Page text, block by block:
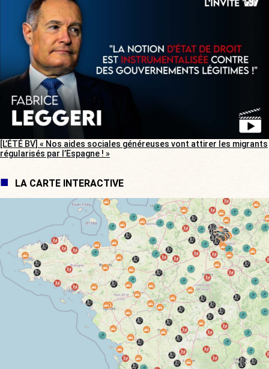
[L’ÉTÉ BV] « Nos aides sociales généreuses vont attirer les migrants
régularisés par l’Espagne ! »
LA CARTE INTERACTIVE